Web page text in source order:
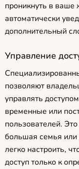
проникнуть в
автоматически
дополнительный
Управление
позволяют
управлять
временные или
пользователей.
большая семья или
легко настроить,
доступ только к